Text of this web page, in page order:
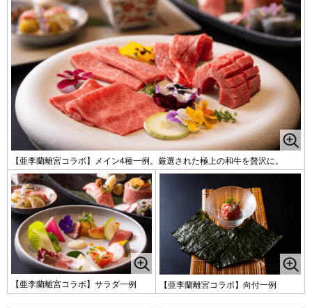
【亜李蘭離宮コラボ】メイン4種一例。厳選された極上の和牛を贅沢に。
【亜李蘭離宮コラボ】サラダ一例 【亜李蘭離宮コラボ】向付一例